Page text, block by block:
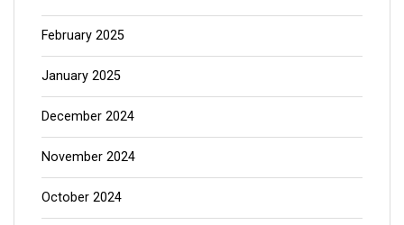
February 2025
January 2025
December 2024
November 2024
October 2024